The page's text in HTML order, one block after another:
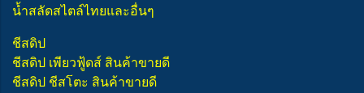
น้ำสลัดสไตล์ไทยและอื่นๆ
ชีสดิป
ชีสดิป เพียวฟู้ดส์ สินค้าขายดี
ชีสดิป ชีสโตะ สินค้าขายดี